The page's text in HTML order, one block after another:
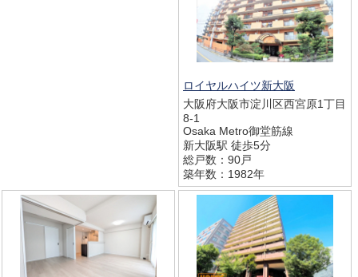
ロイヤルハイツ新大阪
大阪府大阪市淀川区西宮原1丁目
8-1
Osaka Metro御堂筋線
新大阪駅 徒歩5分
総戸数：90戸
築年数：1982年